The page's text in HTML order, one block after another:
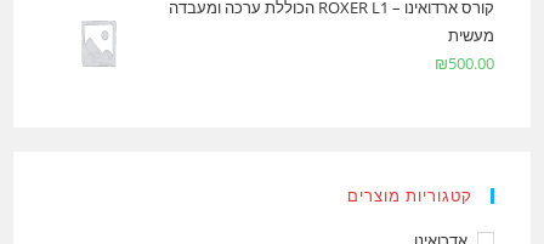
קורס ארדואינו – ROXER L1 הכוללת ערכה ומעבדה
מעשית
₪500.00
קטגוריות מוצרים